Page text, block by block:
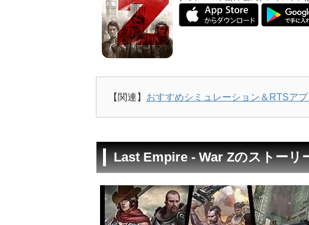
【関連】 おすすめシミュレーション＆RTSア
Last Empire - War Zのストーリ